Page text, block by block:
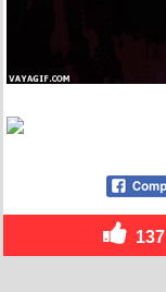
137